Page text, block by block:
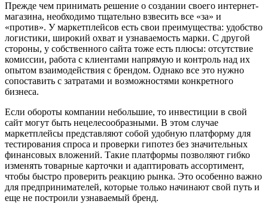
Прежде чем принимать решение о создании своего интернет-
магазина, необходимо тщательно взвесить все «за» и
«против». У маркетплейсов есть свои преимущества: удобство
логистики, широкий охват и узнаваемость марки. С другой
стороны, у собственного сайта тоже есть плюсы: отсутствие
комиссии, работа с клиентами напрямую и контроль над их
опытом взаимодействия с брендом. Однако все это нужно
сопоставить с затратами и возможностями конкретного
бизнеса.
Если обороты компании небольшие, то инвестиции в свой
сайт могут быть нецелесообразными. В этом случае
маркетплейсы представляют собой удобную платформу для
тестирования спроса и проверки гипотез без значительных
финансовых вложений. Такие платформы позволяют гибко
изменять товарные карточки и адаптировать ассортимент,
чтобы быстро проверить реакцию рынка. Это особенно важно
для предпринимателей, которые только начинают свой путь и
еще не построили узнаваемый бренд.